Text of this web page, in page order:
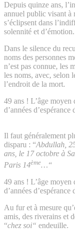
Depuis quinze ans,
annuel public visant à
s’éclipsent dans
solennité et d’émotion.
Dans le silence du
noms des personnes
n’est pas connue, les
les noms, avec, selon
l’endroit de la mort.
49 ans ! L’âge moyen
d’années d’espérance
Il faut généralement
disparu : “Abdullah,
ans, le 17 octobre à
Paris 14ème…“
49 ans ! L’âge moyen
d’années d’espérance
Au fur et à mesure
amis, des riverains et
“chez soi“ endeuille.